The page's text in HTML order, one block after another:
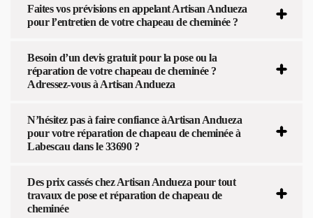
Faites vos prévisions en appelant Artisan Andueza
pour l’entretien de votre chapeau de cheminée ?
Besoin d’un devis gratuit pour la pose ou la
réparation de votre chapeau de cheminée ?
Adressez-vous à Artisan Andueza
N’hésitez pas à faire confiance àArtisan Andueza
pour votre réparation de chapeau de cheminée à
Labescau dans le 33690 ?
Des prix cassés chez Artisan Andueza pour tout
travaux de pose et réparation de chapeau de
cheminée